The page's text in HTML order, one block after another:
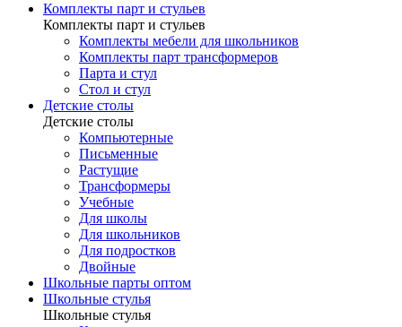
Комплекты парт и стульев
Комплекты парт и стульев
Комплекты мебели для школьников
Комплекты парт трансформеров
Парта и стул
Стол и стул
Детские столы
Детские столы
Компьютерные
Письменные
Растущие
Трансформеры
Учебные
Для школы
Для школьников
Для подростков
Двойные
Школьные парты оптом
Школьные стулья
Школьные стулья